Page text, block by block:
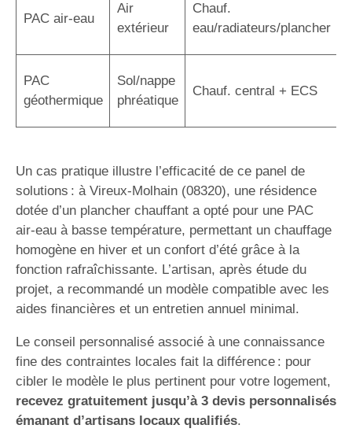
PAC air-eau
Air
extérieur
Chauf.
eau/radiateurs/plancher
PAC
géothermique
Sol/nappe
phréatique
Chauf. central + ECS
Un cas pratique illustre l’efficacité de ce panel de
solutions : à Vireux-Molhain (08320), une résidence
dotée d’un plancher chauffant a opté pour une PAC
air-eau à basse température, permettant un chauffage
homogène en hiver et un confort d’été grâce à la
fonction rafraîchissante. L’artisan, après étude du
projet, a recommandé un modèle compatible avec les
aides financières et un entretien annuel minimal.
Le conseil personnalisé associé à une connaissance
fine des contraintes locales fait la différence : pour
cibler le modèle le plus pertinent pour votre logement,
recevez gratuitement jusqu’à 3 devis personnalisés
émanant d’artisans locaux qualifiés.